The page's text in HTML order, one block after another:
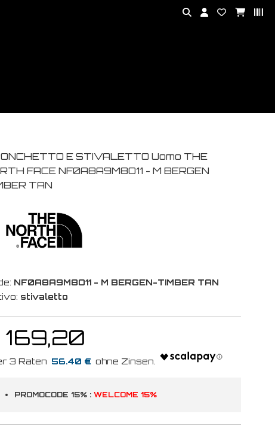
E STIVALETTO Uomo THE
FACE NF0A8A9M8O11 - M BERGEN
TAN
NF0A8A9M8O11 - M BERGEN-TIMBER TAN
stivaletto
169,20
56.40 €
PROMOCODE 15% : WELCOME 15%